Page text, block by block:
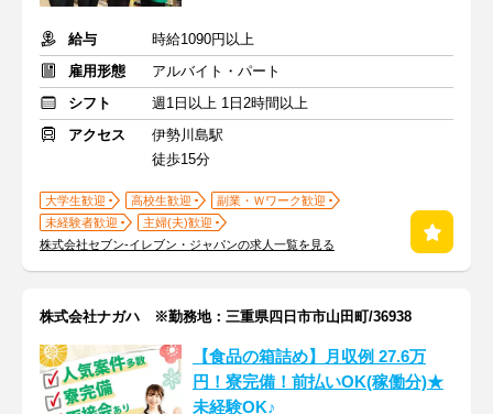
給与
時給1090円以上
雇用形態
アルバイト・パート
シフト
週1日以上 1日2時間以上
アクセス
伊勢川島駅
徒歩15分
大学生歓迎 高校生歓迎
副業・Ｗワーク歓迎
未経験者歓迎
主婦(夫)歓迎
株式会社セブン-イレブン・ジャパンの求人一覧を見る
株式会社ナガハ ※勤務地：三重県四日市市山田町/36938
【食品の箱詰め】月収例 27.6万
円！寮完備！前払いOK(稼働分)★
未経験OK♪